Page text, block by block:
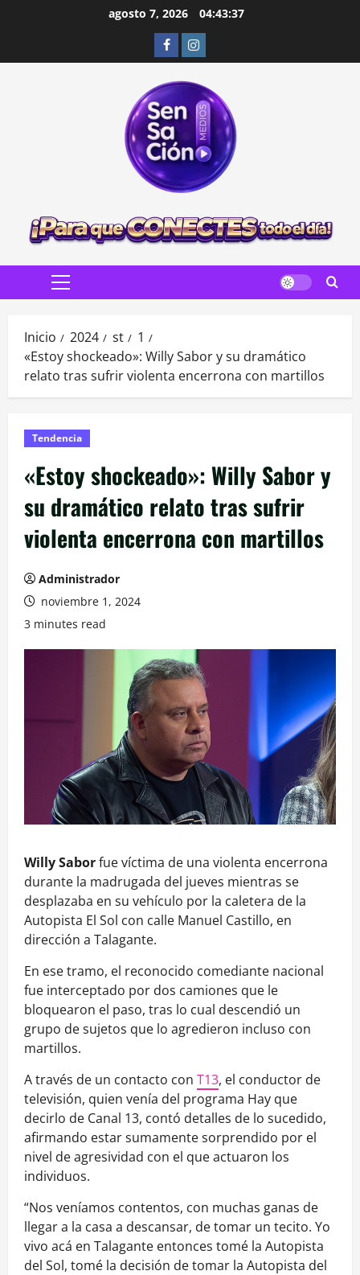
agosto 7, 2026 04:43:39
FacebookInstagram
Menú
Inicio 2024 st
1
«Estoy shockeado»: Willy Sabor y su dramático
relato tras sufrir violenta encerrona con martillos
Tendencia
«Estoy shockeado»: Willy Sabor y
su dramático relato tras sufrir
violenta encerrona con martillos
Administrador
noviembre 1, 2024
3 minutes read
Willy Saborfue víctima de una violenta encerrona
durante la madrugada del jueves mientras se
desplazaba en su vehículo por la caletera de la
Autopista El Sol con calle Manuel Castillo, en
dirección a Talagante.
En ese tramo, el reconocido comediante nacional
fue interceptado por dos camiones que le
bloquearon el paso, tras lo cual descendió un
grupo de sujetos que lo agredieron incluso con
martillos.
A través de un contacto con T13, el conductor de
televisión, quien venía del programa Hay que
decirlo de Canal 13, contó detalles de lo sucedido,
afirmando estar sumamente sorprendido por el
nivel de agresividad con el que actuaron los
individuos.
“Nos veníamos contentos, con muchas ganas de
llegar a la casa a descansar, de tomar un tecito. Yo
vivo acá en Talagante entonces tomé la Autopista
del Sol, tomé la decisión de tomar la Autopista del